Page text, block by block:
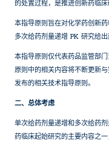
的处置过程，是推进创新药临
本指导原则旨在对化学药创新
多次给药剂量递增 PK 研究给出
本指导原则仅代表药品监管部
原则中的相关内容将不断更新
发布的相关技术指导原则。
二、总体考虑
单次给药剂量递增和多次给药
药临床起始研究的主要内容之